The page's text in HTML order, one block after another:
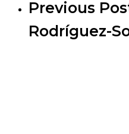
Previous
Rodríguez-